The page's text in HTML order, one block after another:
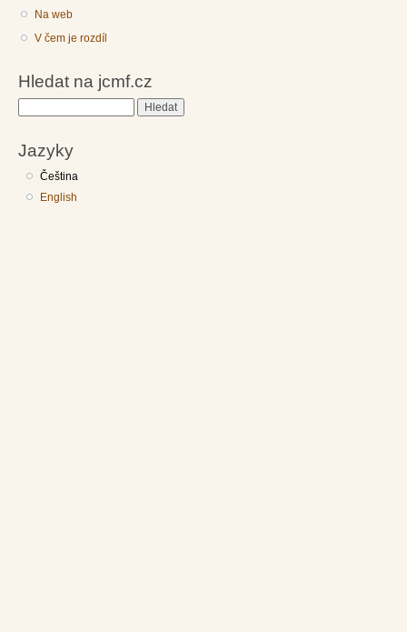
Na web
V čem je rozdíl
Hledat na jcmf.cz
Jazyky
Čeština
English